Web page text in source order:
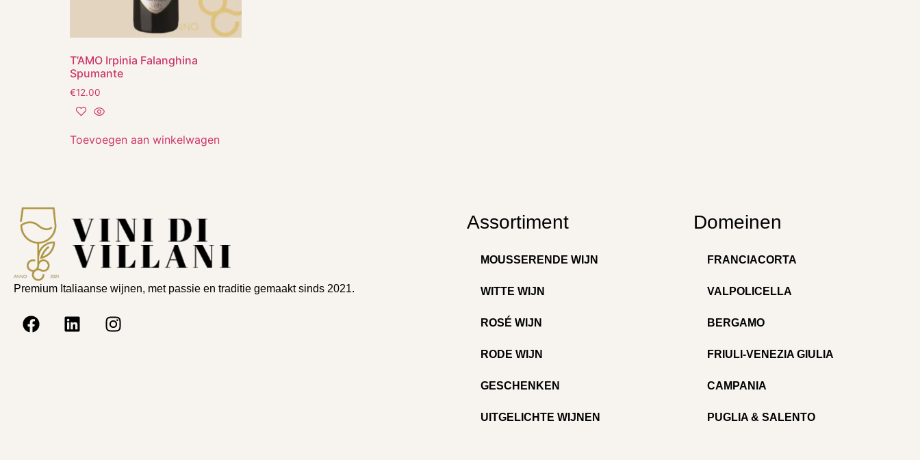
T’AMO Irpinia Falanghina
Spumante
€12.00
Toevoegen aan winkelwagen
Premium Italiaanse wijnen, met passie en traditie gemaakt sinds 2021.
Assortiment
MOUSSERENDE WIJN
WITTE WIJN
ROSÉ WIJN
RODE WIJN
GESCHENKEN
UITGELICHTE WIJNEN
Domeinen
FRANCIACORTA
VALPOLICELLA
BERGAMO
FRIULI-VENEZIA GIULIA
CAMPANIA
PUGLIA & SALENTO